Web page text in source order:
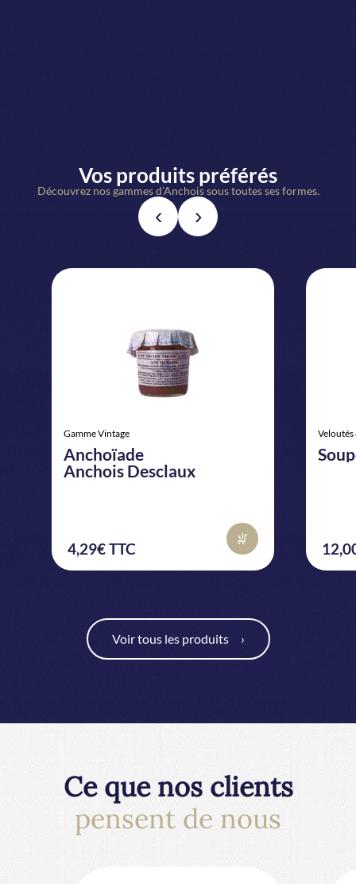
Vos produits préférés
Découvrez nos gammes d’Anchois sous toutes ses formes.
Gamme Vintage
Anchoïade
Anchois Desclaux
4,29€ TTC
Veloutés
Voir tous les produits
Ce que nos clients
pensent de nous
0
1
2
3